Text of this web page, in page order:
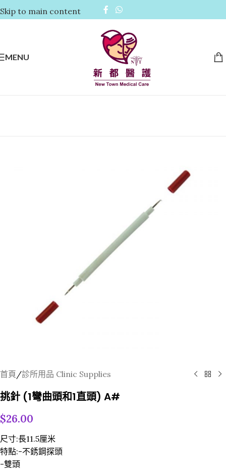
Skip to main content
MENU
首頁/診所用品 Clinic Supplies
挑針 (1彎曲頭和1直頭) A#
$26.00
尺寸:長11.5厘米
特點:-不銹鋼探頭
-雙頭